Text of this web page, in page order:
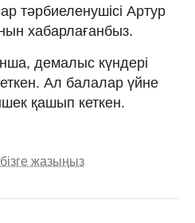
тәрбиеленушісі Артур
хабарлағанбыз.
демалыс күндері
Ал балалар үйне
қашып кеткен.
бізге жазыңыз